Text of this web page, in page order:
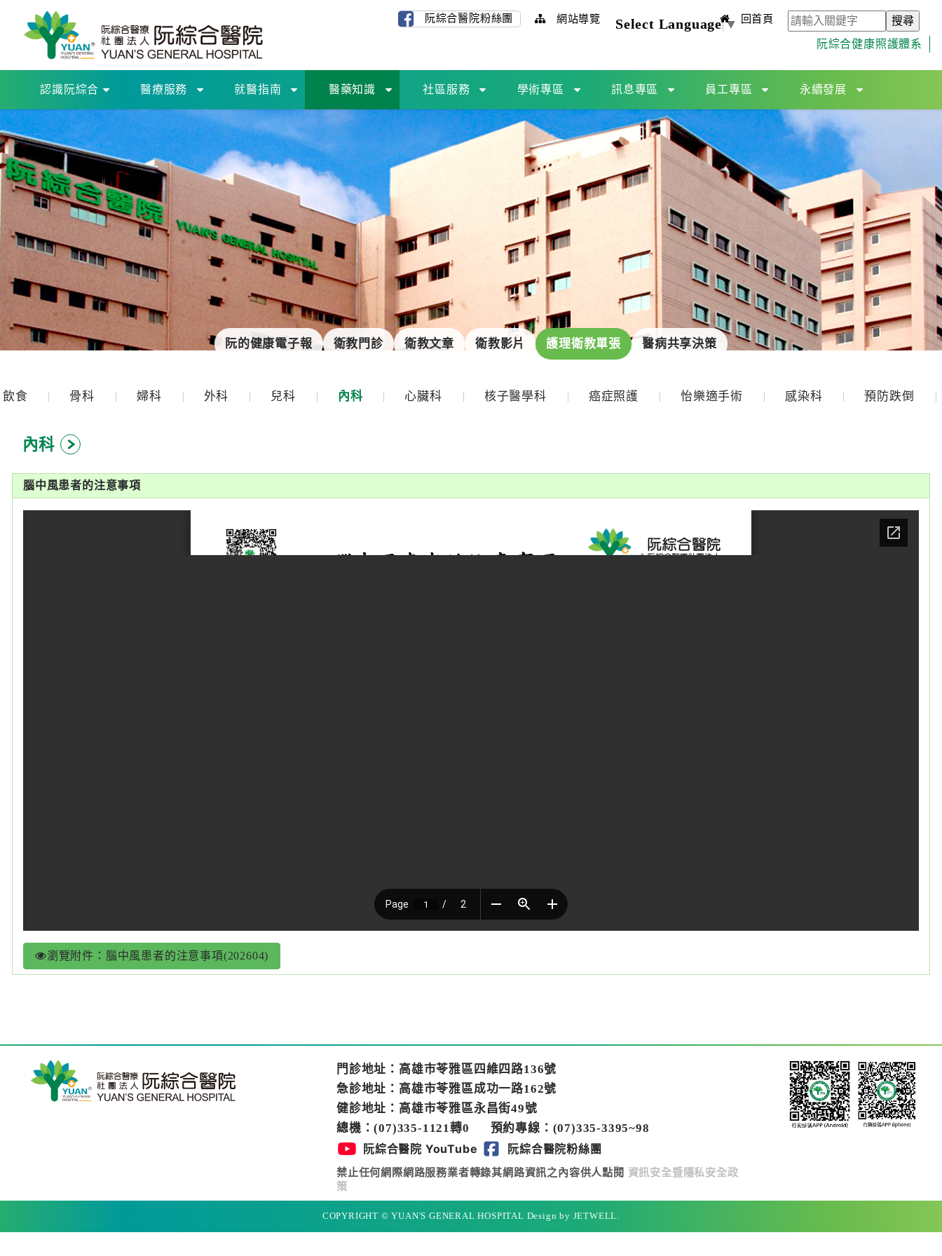
阮綜合醫院粉絲團 網站導覽 Select Language▼ 回首頁
阮綜合健康照護體系
認識阮綜合 醫療服務 就醫指南 醫藥知識 社區服務 學術專區 訊息專區 員工專區 永續發展
阮的健康電子報 衛教門診 衛教文章 衛教影片 護理衛教單張 醫病共享決策
飲食 骨科 婦科 外科 兒科 內科 心臟科 核子醫學科 癌症照護 怡樂適手術 感染科 預防跌倒
內科
腦中風患者的注意事項
瀏覽附件：腦中風患者的注意事項(202604)
門診地址：高雄市苓雅區四維四路136號
急診地址：高雄市苓雅區成功一路162號
健診地址：高雄市苓雅區永昌街49號
總機：(07)335-1121轉0
預約專線：(07)335-3395~98
阮綜合醫院 YouTube 阮綜合醫院粉絲團
禁止任何網際網路服務業者轉錄其網路資訊之內容供人點閱 資訊安全暨隱私安全政
策
COPYRIGHT © YUAN'S GENERAL HOSPITAL Design by JETWELL.